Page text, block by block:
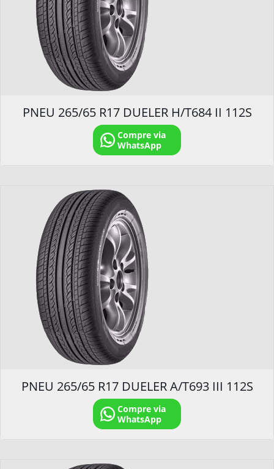
PNEU 265/65 R17 DUELER H/T684 II 112S
Compre via
WhatsApp
PNEU 265/65 R17 DUELER A/T693 III 112S
Compre via
WhatsApp